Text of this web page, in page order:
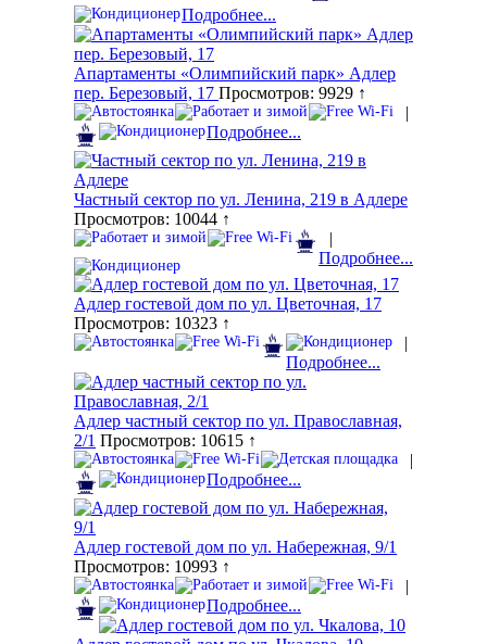
Подробнее...
Апартаменты «Олимпийский парк» Адлер
пер. Березовый, 17 Просмотров: 9929 ↑
|
Подробнее...
Частный сектор по ул. Ленина, 219 в Адлере
Просмотров: 10044 ↑
|
Подробнее...
Адлер гостевой дом по ул. Цветочная, 17
Просмотров: 10323 ↑
|
Подробнее...
Адлер частный сектор по ул. Православная,
2/1 Просмотров: 10615 ↑
|
Подробнее...
Адлер гостевой дом по ул. Набережная, 9/1
Просмотров: 10993 ↑
|
Подробнее...